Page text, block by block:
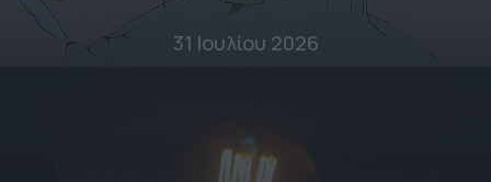
31 Ιουλίου 2026